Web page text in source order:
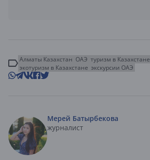
Алматы Казахстан ОАЭ туризм в Казахстане
экотуризм в Казахстане экскурсии ОАЭ
Мерей Батырбекова
журналист